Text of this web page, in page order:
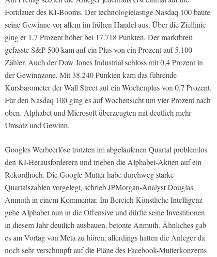
Fortdauer des KI-Booms. Der technologielastige Nasdaq 100 baute
seine Gewinne vor allem im frühen Handel aus. Über die Ziellinie
ging er 1,7 Prozent höher bei 17.718 Punkten. Der marktbreit
gefasste S&P 500 kam auf ein Plus von ein Prozent auf 5.100
Zähler. Auch der Dow Jones Industrial schloss mit 0,4 Prozent in
der Gewinnzone. Mit 38.240 Punkten kam das führende
Kursbarometer der Wall Street auf ein Wochenplus von 0,7 Prozent.
Für den Nasdaq 100 ging es auf Wochensicht um vier Prozent nach
oben. Alphabet und Microsoft überzeugten mit deutlich mehr
Umsatz und Gewinn.
Googles Werbeerlöse trotzten im abgelaufenen Quartal problemlos
den KI-Herausforderern und trieben die Alphabet-Aktien auf ein
Rekordhoch. Die Google-Mutter habe durchweg starke
Quartalszahlen vorgelegt, schrieb JPMorgan-Analyst Douglas
Anmuth in einem Kommentar. Im Bereich Künstliche Intelligenz
gehe Alphabet nun in die Offensive und dürfte seine Investitionen
in diesem Jahr deutlich ausbauen, betonte Anmuth. Ähnliches gab
es am Vortag von Meta zu hören, allerdings hatten die Anleger da
noch sehr verschnupft auf die Pläne des Facebook-Mutterkonzerns